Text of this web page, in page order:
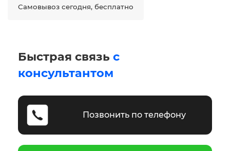
Самовывоз сегодня, бесплатно
Быстрая связь с
консультантом
Позвонить по телефону